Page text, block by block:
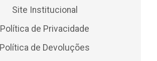
Site Institucional
Política de Privacidade
Política de Devoluções